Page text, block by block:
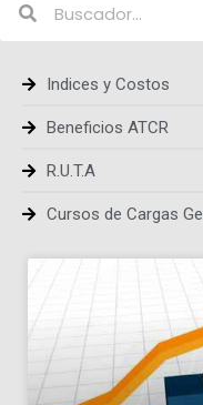
Indices y Costos
Beneficios ATCR
R.U.T.A
Cursos de Cargas